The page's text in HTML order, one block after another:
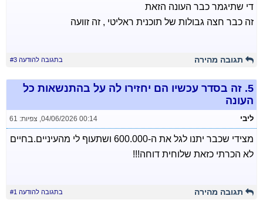
די שתיגמר כבר העונה הזאת
זה כבר חצה גבולות של תוכנית ראליטי , זה זוועה
תגובה מהירה בתגובה להודעה #3
5. זה בסדר עכשיו הם יחזירו לה על בהתנשאות כל
העונה
ליבי 04/06/2026 00:14
, צפיות: 61
מצידי שכבר יתנו לגל את ה-600.000 ושתעוף לי מהעיניים.בחיים
לא הכרתי כזאת שלוחית דוחה!!!
תגובה מהירה בתגובה להודעה #1